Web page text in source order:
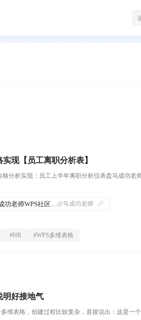
实现【员工离职分析表】
格分析实现：员工上半年离职分析仪表盘马成功老
@马成功老师
#HR #WPS多维表格
明好接地气
维表格，创建过程比较复杂，直接说出：这是一